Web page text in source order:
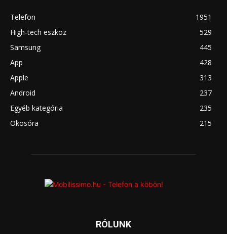
Telefon
1951
High-tech eszköz
529
Samsung
445
App
428
Apple
313
Android
237
Egyéb kategória
235
Okosóra
215
RÓLUNK